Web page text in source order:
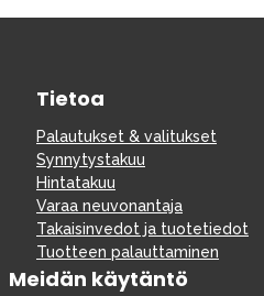
Tietoa
Palautukset & valitukset
Synnytystakuu
Hintatakuu
Varaa neuvonantaja
Takaisinvedot ja tuotetiedot
Tuotteen palauttaminen
Meidän käytäntö